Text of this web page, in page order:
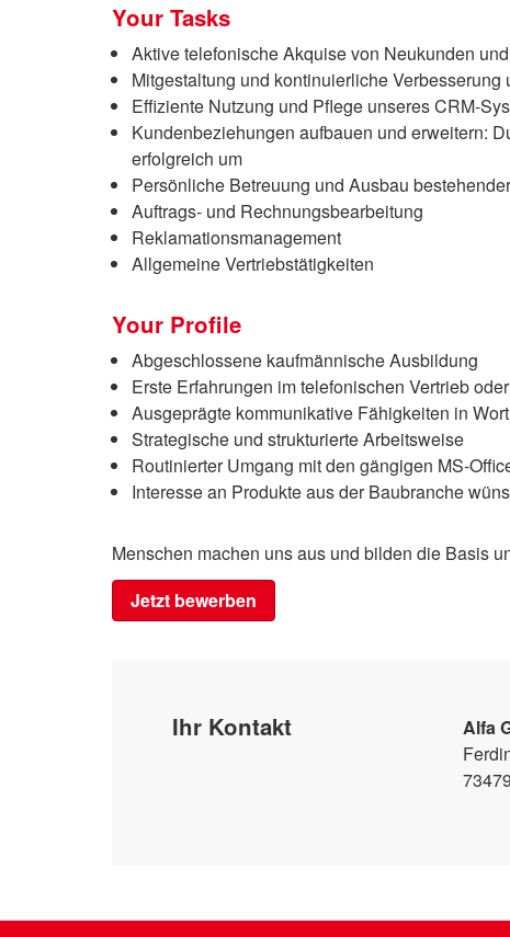
Your Tasks
Aktive telefonische Akquise von Neukunden
Mitgestaltung und kontinuierliche
Effiziente Nutzung und Pflege unseres CRM-
Kundenbeziehungen aufbauen und erweitern:
erfolgreich um
Persönliche Betreuung und Ausbau
Auftrags- und Rechnungsbearbeitung
Reklamationsmanagement
Allgemeine Vertriebstätigkeiten
Your Profile
Abgeschlossene kaufmännische Ausbildung
Erste Erfahrungen im telefonischen Vertrieb
Ausgeprägte kommunikative Fähigkeiten in
Strategische und strukturierte Arbeitsweise
Routinierter Umgang mit den gängigen MS-
Interesse an Produkte aus der Baubranche
Menschen machen uns aus und bilden die Basis
Jetzt bewerben
Ihr Kontakt
Alfa